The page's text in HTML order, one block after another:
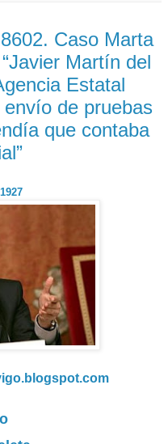
Caso Marta
Martín del
Estatal
de pruebas
que contaba